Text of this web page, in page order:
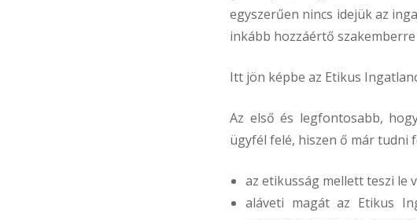
egyszerűen nincs idejük az
inkább hozzáértő
Itt jön képbe az Etikus
Az első és legfontosabb,
ügyfél felé, hiszen ő már tudni
az etikusság mellett teszi le
aláveti magát az Etikus